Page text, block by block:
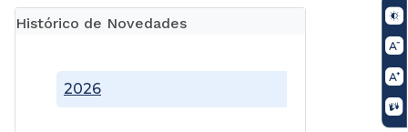
Histórico de Novedades
2026